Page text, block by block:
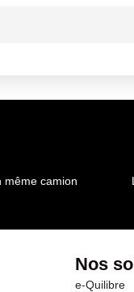
Opérations
même camion
Nos
e-Quilibre